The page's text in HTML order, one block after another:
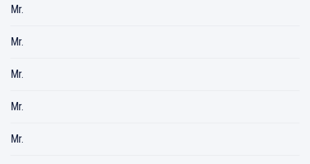
Mr.
Mr.
Mr.
Mr.
Mr.